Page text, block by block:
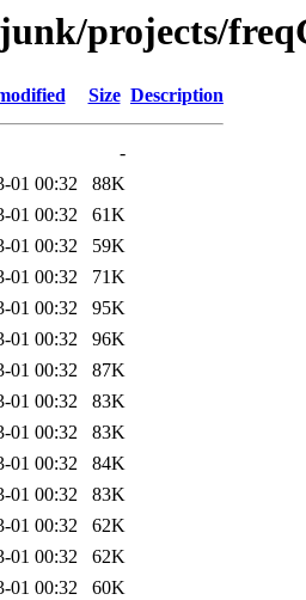
projects/
Size Description
-
01 00:32
88K
01 00:32
61K
01 00:32
59K
01 00:32
71K
01 00:32
95K
01 00:32
96K
01 00:32
87K
01 00:32
83K
01 00:32
83K
01 00:32
84K
01 00:32
83K
01 00:32
62K
01 00:32
62K
01 00:32
60K